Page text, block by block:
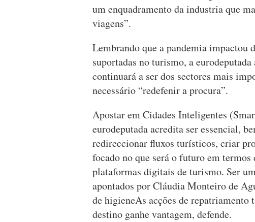
um enquadramento da industria que
viagens”.
Lembrando que a pandemia impactou
suportadas no turismo, a
continuará a ser dos sectores mais
necessário “redefenir a procura”.
Apostar em Cidades Inteligentes
eurodeputada acredita ser essencial,
redireccionar fluxos turísticos, criar
focado no que será o futuro em
plataformas digitais de turismo. Ser
apontados por Cláudia Monteiro de
de higieneAs acções de repatriamento
destino ganhe vantagem, defende.